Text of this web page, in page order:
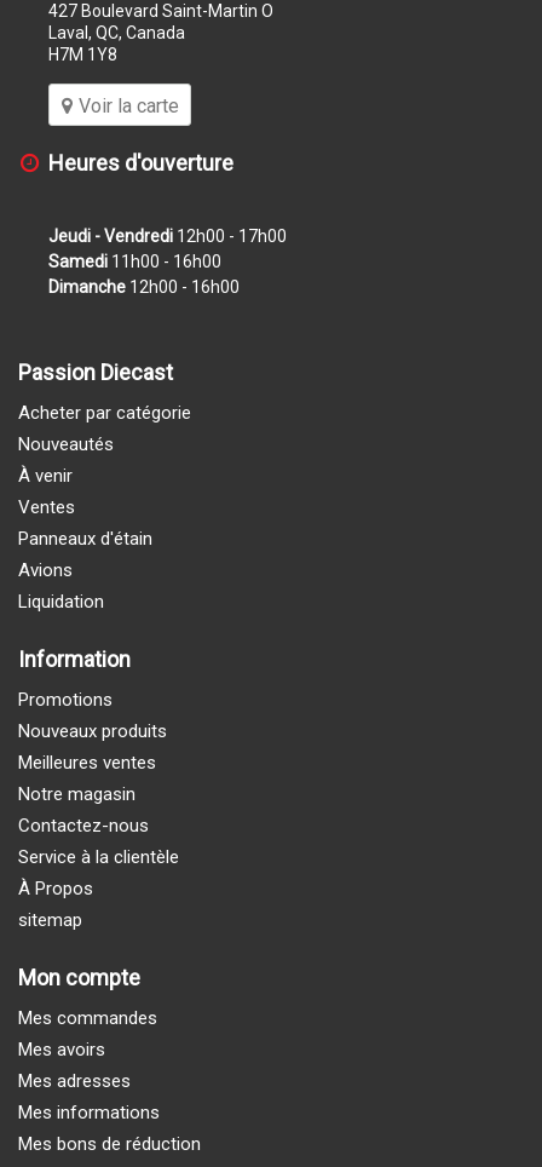
427 Boulevard Saint-Martin O
Laval, QC, Canada
H7M 1Y8
Voir la carte
Heures d'ouverture
Jeudi - Vendredi 12h00 - 17h00
Samedi 11h00 - 16h00
Dimanche 12h00 - 16h00
Passion Diecast
Acheter par catégorie
Nouveautés
À venir
Ventes
Panneaux d'étain
Avions
Liquidation
Information
Promotions
Nouveaux produits
Meilleures ventes
Notre magasin
Contactez-nous
Service à la clientèle
À Propos
sitemap
Mon compte
Mes commandes
Mes avoirs
Mes adresses
Mes informations
Mes bons de réduction